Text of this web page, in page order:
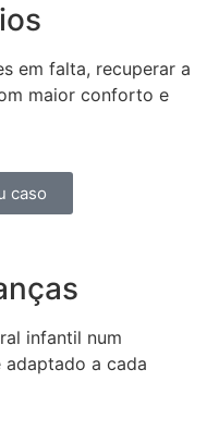
em falta, recuperar a
maior conforto e
caso
infantil num
a cada